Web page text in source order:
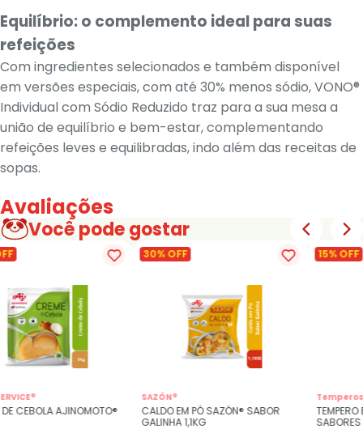
Equilíbrio: o complemento ideal para suas
refeições
Com ingredientes selecionados e também disponível
em versões especiais, com até 30% menos sódio, VONO®
Individual com Sódio Reduzido traz para a sua mesa a
união de equilíbrio e bem-estar, complementando
refeições leves e equilibradas, indo além das receitas de
sopas.
Avaliações
Você pode gostar
CEBOLA AJINOMOTO®
30% OFF
SAZÓN®
CALDO EM PÓ SAZÓN® SABOR
GALINHA 1,1KG
15% OFF
TEMPERO